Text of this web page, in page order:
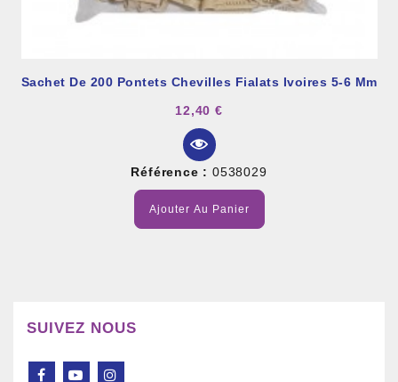
Sachet De 200 Pontets Chevilles Fialats Ivoires 5-6 Mm
12,40 €
Référence : 0538029
Ajouter Au Panier
SUIVEZ NOUS